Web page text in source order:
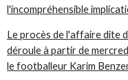
l'incompréhensible
Le procès de l'affaire dite
déroule à partir de
le footballeur Karim